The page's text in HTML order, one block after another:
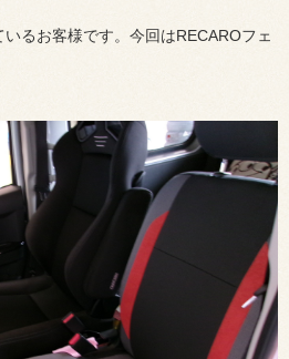
るお客様です。今回はRECAROフェ